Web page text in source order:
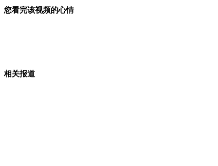
您看完该视频的心情
相关报道